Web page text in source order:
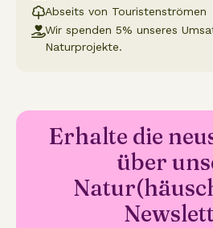
Abseits von Touristenströmen
Wir spenden 5% unseres
Naturprojekte.
Erhalte die
über